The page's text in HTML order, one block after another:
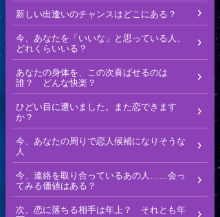
新しい出逢いのチャンスはどこにある？
今、あなたを「いいな」と思っている人、
どれくらいいる？
あなたの身体を、この次喜ばせるのは
誰？ どんな快楽？
ひどい目に遭いました。また恋できます
か？
今、あなたの周りで恋人候補になりそうな
人
今、連絡を取り合っているあの人……会っ
てみる価値はある？
次、恋に落ちる相手は年上？ それとも年